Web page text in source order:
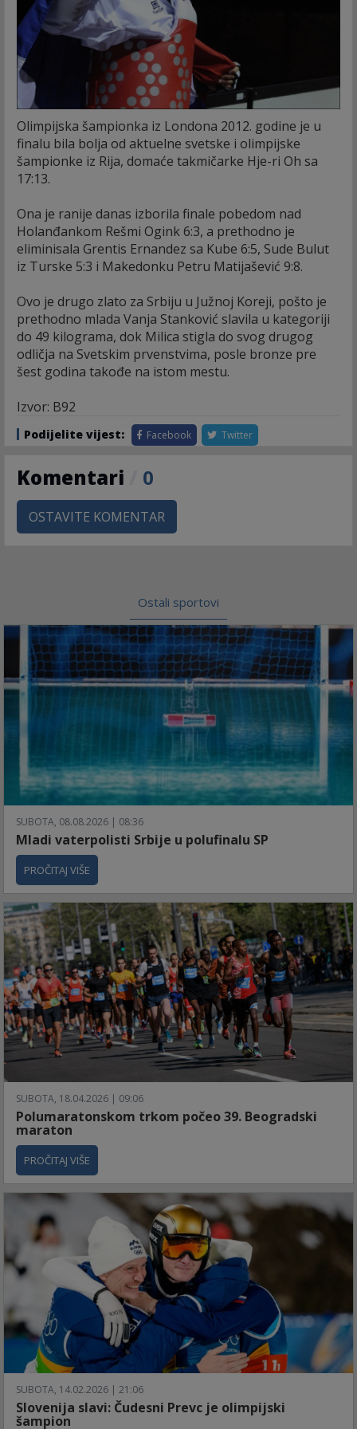
Olimpijska šampionka iz Londona 2012. godine je u
finalu bila bolja od aktuelne svetske i olimpijske
šampionke iz Rija, domaće takmičarke Hje-ri Oh sa
17:13.
Ona je ranije danas izborila finale pobedom nad
Holanđankom Rešmi Ogink 6:3, a prethodno je
eliminisala Grentis Ernandez sa Kube 6:5, Sude Bulut
iz Turske 5:3 i Makedonku Petru Matijašević 9:8.
Ovo je drugo zlato za Srbiju u Južnoj Koreji, pošto je
prethodno mlada Vanja Stanković slavila u kategoriji
do 49 kilograma, dok Milica stigla do svog drugog
odličja na Svetskim prvenstvima, posle bronze pre
šest godina takođe na istom mestu.
Izvor: B92
Podijelite vijest: Facebook Twitter
Komentari 0
OSTAVITE KOMENTAR
Ostali sportovi
SUBOTA, 08.08.2026 | 08:36
Mladi vaterpolisti Srbije u polufinalu SP
PROČITAJ VIŠE
SUBOTA, 18.04.2026 | 09:06
Polumaratonskom trkom počeo 39. Beogradski
maraton
PROČITAJ VIŠE
SUBOTA, 14.02.2026 | 21:06
Slovenija slavi: Čudesni Prevc je olimpijski
šampion